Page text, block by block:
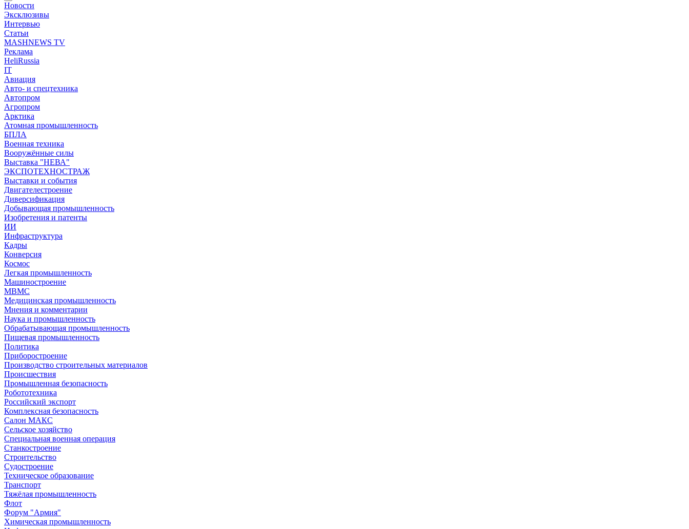
Новости
Эксклюзивы
Интервью
Статьи
MASHNEWS TV
Реклама
HeliRussia
IT
Авиация
Авто- и спецтехника
Автопром
Агропром
Арктика
Атомная промышленность
БПЛА
Военная техника
Вооружённые силы
Выставка "НЕВА"
ЭКСПОТЕХНОСТРАЖ
Выставки и события
Двигателестроение
Диверсификация
Добывающая промышленность
Изобретения и патенты
ИИ
Инфраструктура
Кадры
Конверсия
Космос
Легкая промышленность
Машиностроение
МВМС
Медицинская промышленность
Мнения и комментарии
Наука и промышленность
Обрабатывающая промышленность
Пищевая промышленность
Политика
Приборостроение
Производство строительных материалов
Происшествия
Промышленная безопасность
Робототехника
Российский экспорт
Комплексная безопасность
Салон МАКС
Сельское хозяйство
Специальная военная операция
Станкостроение
Строительство
Судостроение
Техническое образование
Транспорт
Тяжёлая промышленность
Флот
Форум "Армия"
Химическая промышленность